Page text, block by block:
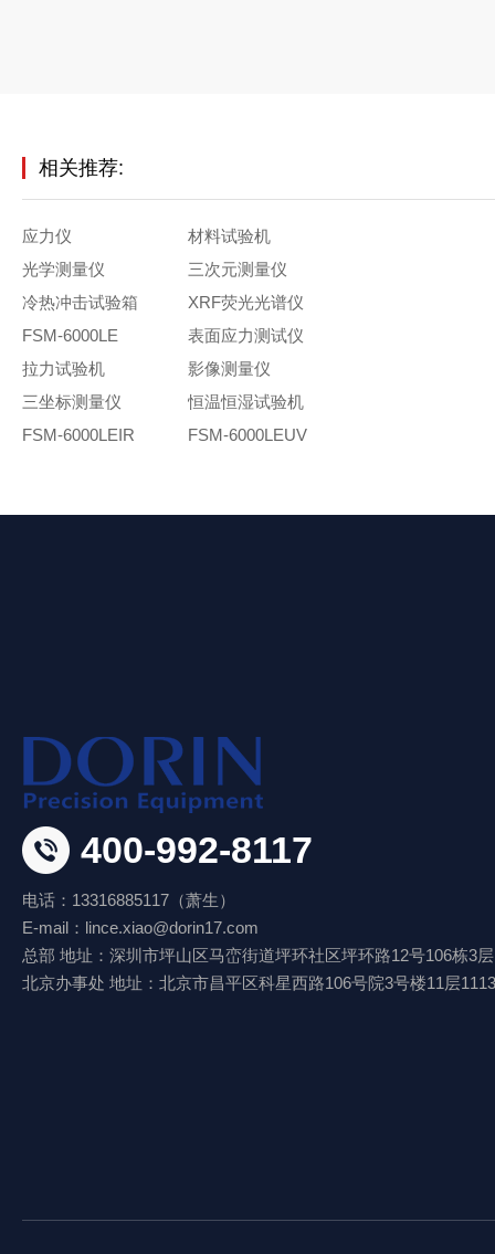
相关推荐:
应力仪
表面应力测试仪
材料试验机
拉力试验机
光学测量仪
影像测量仪
三次元测量仪
三坐标测量仪
冷热冲击试验箱
恒温恒湿试验机
XRF荧光光谱仪
FSM-6000LEIR
FSM-6000LE
FSM-6000LEUV
400-992-8117
电话：13316885117（萧生）
E-mail：lince.xiao@dorin17.com
总部 地址：深圳市坪山区马峦街道坪环社区坪环路12号106栋3层
北京办事处 地址：北京市昌平区科星西路106号院3号楼11层1113